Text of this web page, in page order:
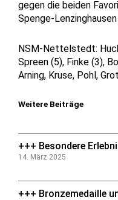
Weitere Beiträge
+++ Besondere
14. März 2025
+++ Bronzemedaille
gegen die beiden
Spenge-
NSM-Nettelstedt:
Spreen (5), Finke (3),
Arning, Kruse, Pohl,